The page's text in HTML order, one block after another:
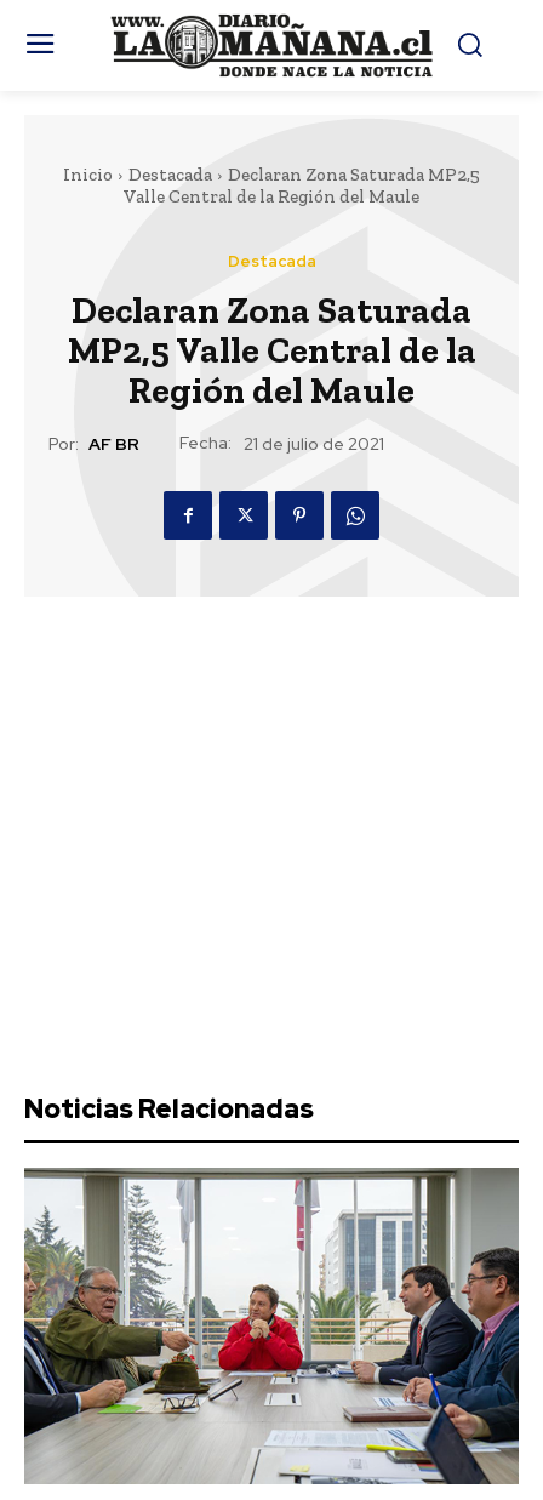
Inicio Destacada
Declaran Zona Saturada MP2,5
Valle Central de la Región del Maule
Destacada
Declaran Zona Saturada
MP2,5 Valle Central de la
Región del Maule
Por: AF BR Fecha: 21 de julio de 2021
Noticias Relacionadas